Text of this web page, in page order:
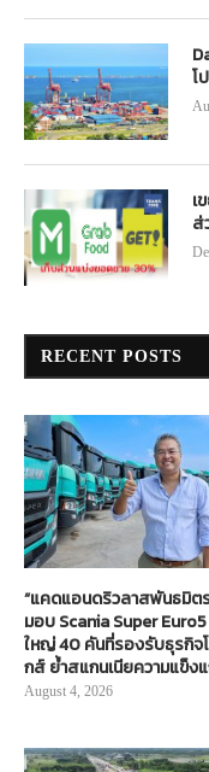
โ
เ
ส่
RECENT POSTS
“แคดแอนดริวลาสพันธมิต
มอบ Scania Super
ใหญ่ 40 คันที่รองรับธุรกิจ
กส์ ย้ำสแกนเนียความแข็ง
August 4, 2026